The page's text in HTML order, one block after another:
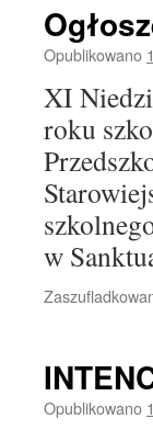
Opublikowano
XI
roku
w
Opublikowano